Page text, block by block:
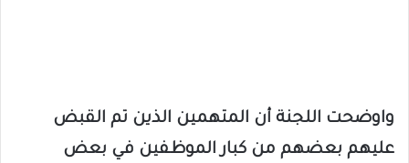
واوضحت اللجنة أن المتهمين الذين تم القبض
عليهم بعضهم من كبار الموظفين في بعض